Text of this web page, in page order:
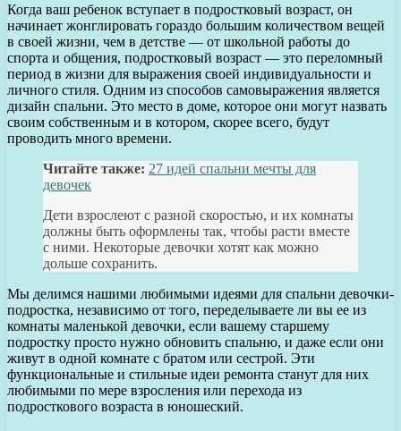
Когда ваш ребенок вступает в подростковый возраст, он
начинает жонглировать гораздо большим количеством вещей
в своей жизни, чем в детстве — от школьной работы до
спорта и общения, подростковый возраст — это переломный
период в жизни для выражения своей индивидуальности и
личного стиля. Одним из способов самовыражения является
дизайн спальни. Это место в доме, которое они могут назвать
своим собственным и в котором, скорее всего, будут
проводить много времени.
Читайте также: 27 идей спальни мечты для
девочек
Дети взрослеют с разной скоростью, и их комнаты
должны быть оформлены так, чтобы расти вместе
с ними. Некоторые девочки хотят как можно
дольше сохранить.
Мы делимся нашими любимыми идеями для спальни девочки-
подростка, независимо от того, переделываете ли вы ее из
комнаты маленькой девочки, если вашему старшему
подростку просто нужно обновить спальню, и даже если они
живут в одной комнате с братом или сестрой. Эти
функциональные и стильные идеи ремонта станут для них
любимыми по мере взросления или перехода из
подросткового возраста в юношеский.